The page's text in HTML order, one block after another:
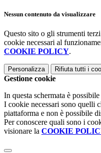
Nessun contenuto da visualizzare
Questo sito o gli strumenti
cookie necessari al
COOKIE POLICY.
Personalizza Rifiuta tutti i
Gestione cookie
In questa schermata è
I cookie necessari sono quelli
piattaforma e non è possibile
Per conoscere quali sono i
visionare la COOKIE